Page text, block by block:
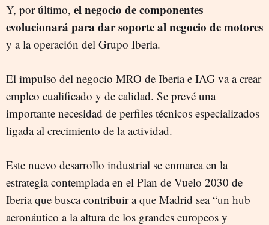
Y, por último, el negocio de componentes
evolucionará para dar soporte al negocio de motores
y a la operación del Grupo Iberia.
El impulso del negocio MRO de Iberia e IAG va a crear
empleo cualificado y de calidad. Se prevé una
importante necesidad de perfiles técnicos especializados
ligada al crecimiento de la actividad.
Este nuevo desarrollo industrial se enmarca en la
estrategia contemplada en el Plan de Vuelo 2030 de
Iberia que busca contribuir a que Madrid sea “un hub
aeronáutico a la altura de los grandes europeos y